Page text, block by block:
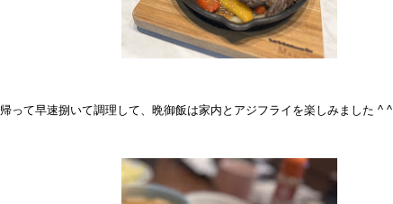
帰って早速捌いて調理して、晩御飯は家内とアジフライを楽しみました ^ ^